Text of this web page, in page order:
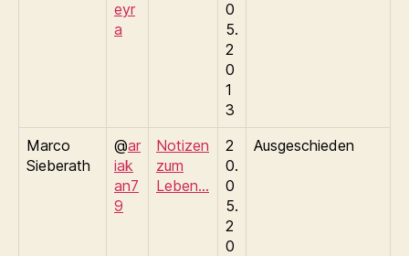
eyr
a
0
5.
2
0
1
3
Marco
Sieberath
@ar
iak
an7
9
Notizen
zum
Leben…
2
0.
0
5.
2
0
Ausgeschieden